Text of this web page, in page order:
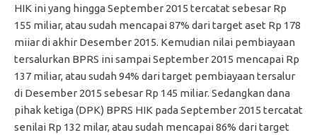
HIK ini yang hingga September 2015 tercatat sebesar Rp
155 miliar, atau sudah mencapai 87% dari target aset Rp 178
miiar di akhir Desember 2015. Kemudian nilai pembiayaan
tersalurkan BPRS ini sampai September 2015 mencapai Rp
137 miliar, atau sudah 94% dari target pembiayaan tersalur
di Desember 2015 sebesar Rp 145 miliar. Sedangkan dana
pihak ketiga (DPK) BPRS HIK pada September 2015 tercatat
senilai Rp 132 milar, atau sudah mencapai 86% dari target